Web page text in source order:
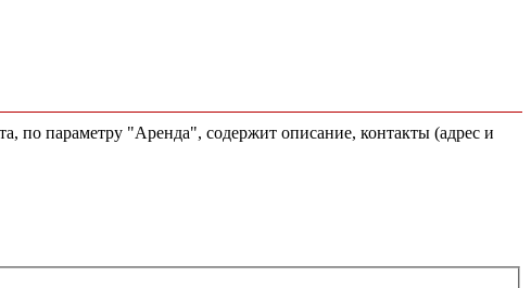
по параметру "Аренда", содержит описание, контакты (адрес и